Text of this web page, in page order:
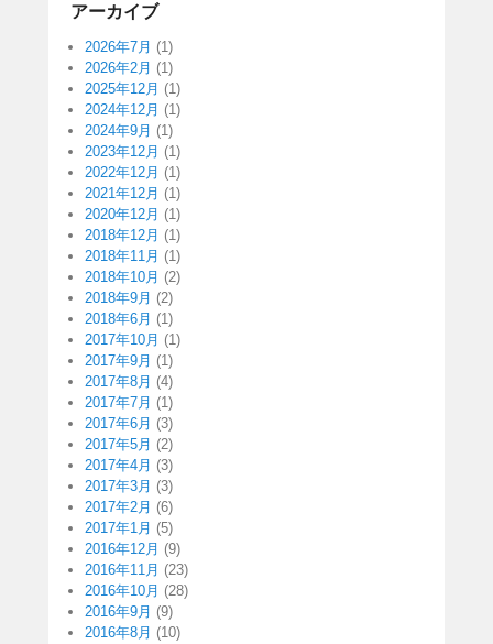
アーカイブ
2026年7月 (1)
2026年2月 (1)
2025年12月 (1)
2024年12月 (1)
2024年9月 (1)
2023年12月 (1)
2022年12月 (1)
2021年12月 (1)
2020年12月 (1)
2018年12月 (1)
2018年11月 (1)
2018年10月 (2)
2018年9月 (2)
2018年6月 (1)
2017年10月 (1)
2017年9月 (1)
2017年8月 (4)
2017年7月 (1)
2017年6月 (3)
2017年5月 (2)
2017年4月 (3)
2017年3月 (3)
2017年2月 (6)
2017年1月 (5)
2016年12月 (9)
2016年11月 (23)
2016年10月 (28)
2016年9月 (9)
2016年8月 (10)